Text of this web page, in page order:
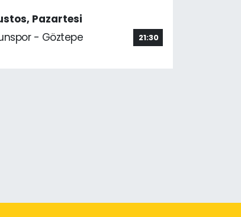
Pazartesi
- Göztepe
21:30